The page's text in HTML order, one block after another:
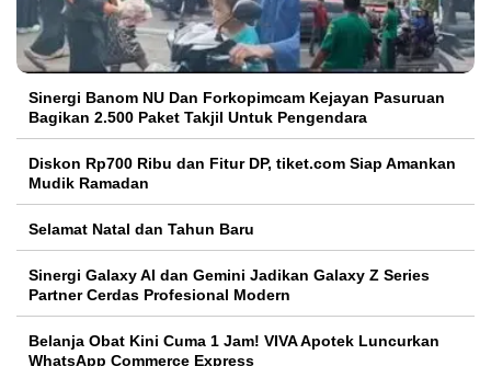
Sinergi Banom NU Dan Forkopimcam Kejayan Pasuruan
Bagikan 2.500 Paket Takjil Untuk Pengendara
Diskon Rp700 Ribu dan Fitur DP, tiket.com Siap Amankan
Mudik Ramadan
Selamat Natal dan Tahun Baru
Sinergi Galaxy AI dan Gemini Jadikan Galaxy Z Series
Partner Cerdas Profesional Modern
Belanja Obat Kini Cuma 1 Jam! VIVA Apotek Luncurkan
WhatsApp Commerce Express